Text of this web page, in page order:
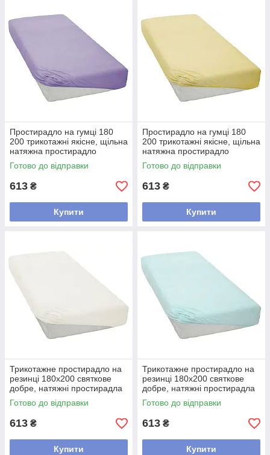
Простирадло на гумці 180
200 трикотажні якісне, щільна
натяжна простирадло
наматрацник хороше
Бузковий
Готово до відправки
613 ₴
Купити
Простирадло на гумці 180
200 трикотажні якісне, щільна
натяжна простирадло
наматрацник хороше Жовтий
Готово до відправки
613 ₴
Купити
Трикотажне простирадло на
резинці 180х200 святкове
добре, натяжні простирадла
каура бавовняне Кремовий
Готово до відправки
613 ₴
Купити
Трикотажне простирадло на
резинці 180х200 святкове
добре, натяжні простирадла
каура бавовняне М'ятний
Готово до відправки
613 ₴
Купити